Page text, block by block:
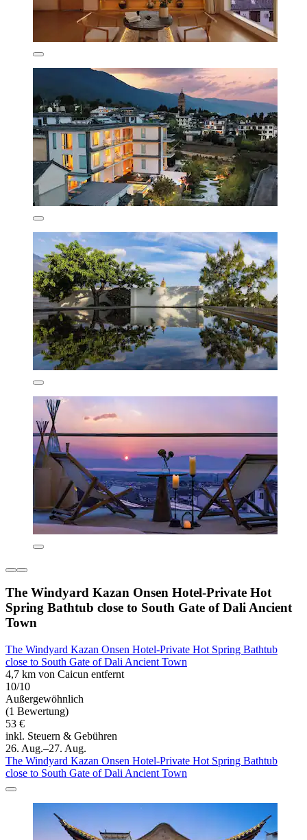
The Windyard Kazan Onsen Hotel-Private Hot
Spring Bathtub close to South Gate of Dali Ancient
Town
The Windyard Kazan Onsen Hotel-Private Hot Spring Bathtub
close to South Gate of Dali Ancient Town
4,7 km von Caicun entfernt
10/10
Außergewöhnlich
(1 Bewertung)
53 €
inkl. Steuern & Gebühren
26. Aug.–27. Aug.
The Windyard Kazan Onsen Hotel-Private Hot Spring Bathtub
close to South Gate of Dali Ancient Town